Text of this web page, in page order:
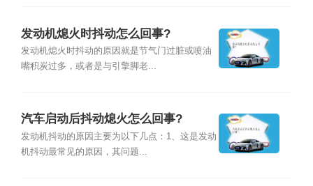
发动机熄火时抖动怎么回事?
发动机熄火时抖动的原因就是节气门过脏或喷油
嘴积炭过多，或者是与引擎脚老...
汽车启动后抖动熄火怎么回事?
发动机抖动的原因主要为以下几点：1、这是发动
机抖动最常见的原因，其问题...